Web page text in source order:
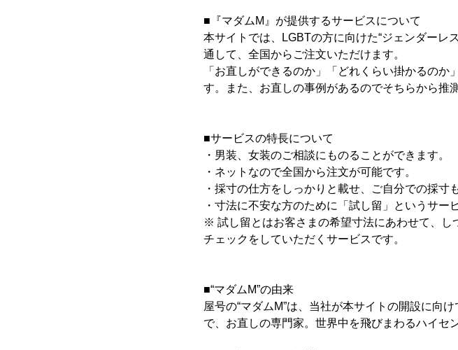
■『マダムM』が提供するサービスについて
本サイトでは、LGBTの方に向けた“ジェンダーレ
通して、全国からご注文いただけます。
「お直しができるのか」「どれくらい掛かるの
す。また、お直しの事例があるのでそちらから推
■サービスの特長について
・男装、女装のご相談にものることができます。
・ネットなので全国から注文が可能です。
・採寸の仕方をしっかりと載せ、ご自分での採寸
・寸法に不安な方のために「試し留」というサー
※ 試し留とはお客さまの希望寸法にあわせて、し
チェックをしていただくサービスです。
■“マダムM”の由来
屋号の“マダムM”は、当社が本サイトの開設に向
で、お直しの専門家。世界中を飛びまわるハイセ